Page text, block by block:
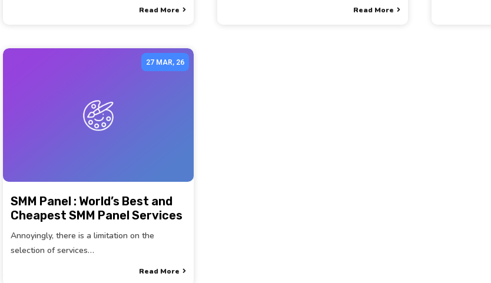
Read More Read More
SMM Panel : World’s Best and
Cheapest SMM Panel Services
27 MAR, 26
Annoyingly, there is a limitation on the
selection of services…
Read More